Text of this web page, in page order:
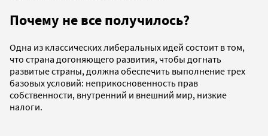
Почему не все получилось?
Одна из классических либеральных идей состоит в том,
что страна догоняющего развития, чтобы догнать
развитые страны, должна обеспечить выполнение трех
базовых условий: неприкосновенность прав
собственности, внутренний и внешний мир, низкие
налоги.